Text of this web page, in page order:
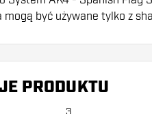
mogą być używane tylko z
pod ręką dużo piórek i
w wyniku użytkowania.
PRODUKTU
3